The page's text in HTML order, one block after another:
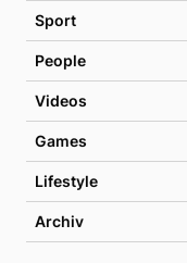
Sport
People
Videos
Games
Lifestyle
Archiv